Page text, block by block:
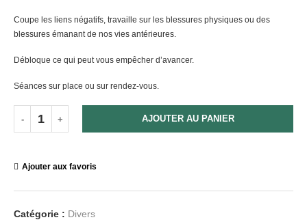
Coupe les liens négatifs, travaille sur les blessures physiques ou des
blessures émanant de nos vies antérieures.
Débloque ce qui peut vous empêcher d’avancer.
Séances sur place ou sur rendez-vous.
AJOUTER AU PANIER
Ajouter aux favoris
Catégorie : Divers